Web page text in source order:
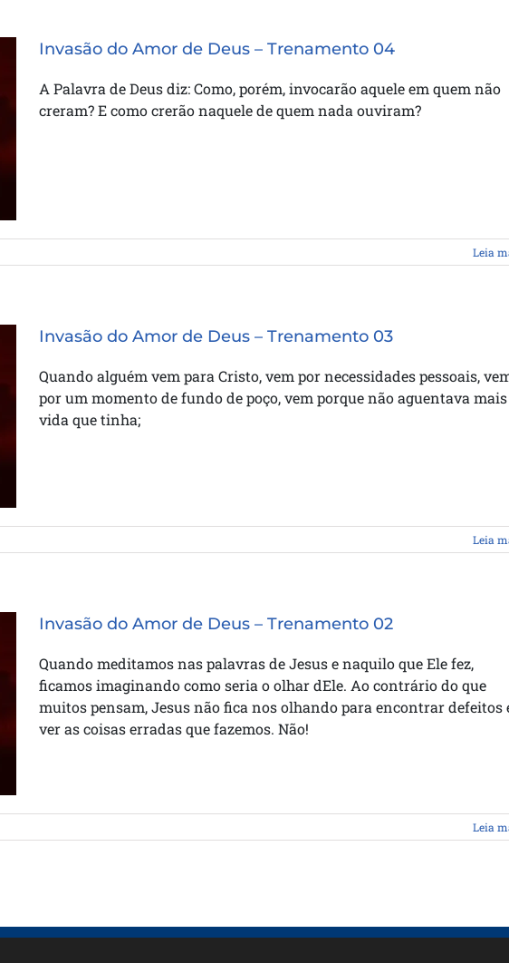
Invasão do Amor de Deus – Trenamento 04
A Palavra de Deus diz: Como, porém, invocarão aquele em quem não
creram? E como crerão naquele de quem nada ouviram?
Leia
Invasão do Amor de Deus – Trenamento 03
Quando alguém vem para Cristo, vem por necessidades pessoais,
por um momento de fundo de poço, vem porque não aguentava
vida que tinha;
Leia
Invasão do Amor de Deus – Trenamento 02
Quando meditamos nas palavras de Jesus e naquilo que Ele fez,
ficamos imaginando como seria o olhar dEle. Ao contrário do que
muitos pensam, Jesus não fica nos olhando para encontrar defeitos
ver as coisas erradas que fazemos. Não!
Leia